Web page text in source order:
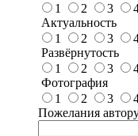
1
2 3
Актуальность
1
2 3
Развёрнутость
1
2 3
Фотография
1
2 3
Пожелания